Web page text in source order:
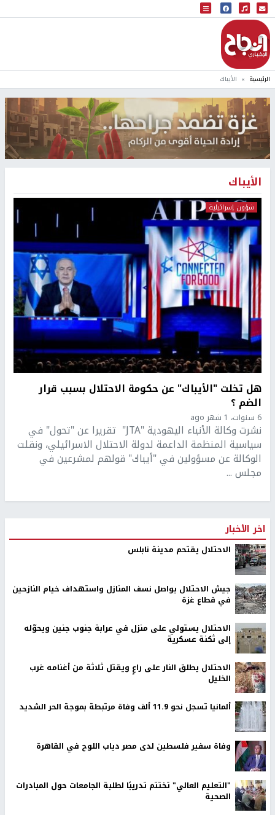
البث المباشر
إذاعة النجاح
الرئيسية الأيباك
الأيباك
شؤون إسرائيلية
هل تخلت "الأيباك" عن حكومة الاحتلال بسبب قرار
الضم ؟
6 سنوات، 1 شهر ago
نشرت وكالة الأنباء اليهودية "JTA" تقريرا عن "تحول" في
سياسية المنظمة الداعمة لدولة الاحتلال الاسرائيلي، ونقلت
الوكالة عن مسؤولين في "أيباك" قولهم لمشرعين في
مجلس ...
اخر الأخبار
الاحتلال يقتحم مدينة نابلس
جيش الاحتلال يواصل نسف المنازل واستهداف خيام النازحين
في قطاع غزة
الاحتلال يستولي على منزل في عرابة جنوب جنين ويحوّله
إلى ثكنة عسكرية
الاحتلال يطلق النار على راعٍ ويقتل ثلاثة من أغنامه غرب
الخليل
ألمانيا تسجل نحو 11.9 ألف وفاة مرتبطة بموجة الحر الشديد
وفاة سفير فلسطين لدى مصر دياب اللوح في القاهرة
"التعليم العالي" تختتم تدريبًا لطلبة الجامعات حول المبادرات
الصحية